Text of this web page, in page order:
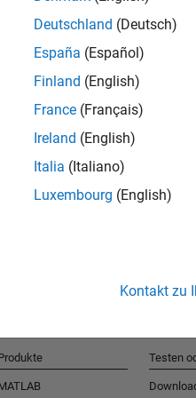
Deutschland (Deutsch)
España (Español)
Finland (English)
France (Français)
Ireland (English)
Italia (Italiano)
Luxembourg (English)
Kontakt zu
Testen